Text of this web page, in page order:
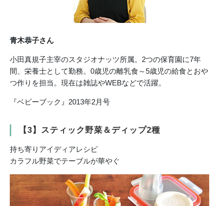
青木恭子さん
小田真規子主宰のスタジオナッツ所属。2つの保育園に7年
間、栄養士として勤務。0歳児の離乳食～5歳児の給食とおや
つ作りを担当。現在は雑誌やWEBなどで活躍。
『ベビーブック』2013年2月号
【3】スティック野菜＆ディップ2種
持ち寄りアイディアレシピ
カラフル野菜でテーブルが華やぐ